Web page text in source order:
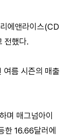
에앤라이스(CD
전했다.
여름 시즌의 매출
며 매그넘아이
한 16.66달러에